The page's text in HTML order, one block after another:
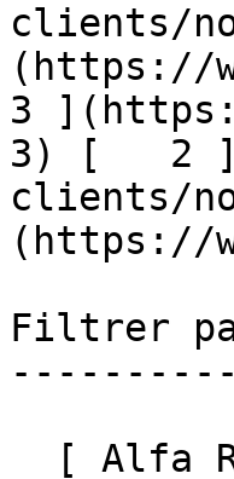
clients/
(https://
3
3) [   2
clients/
(https://
Filtrer